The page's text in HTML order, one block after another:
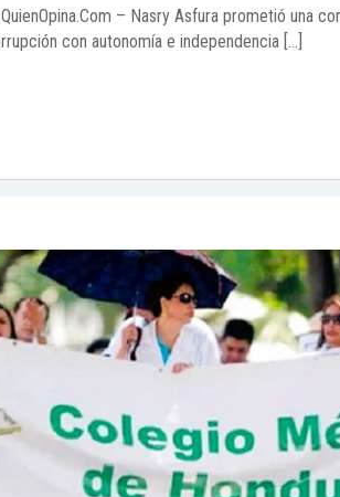
– Nasry Asfura prometió una
con autonomía e independencia […]